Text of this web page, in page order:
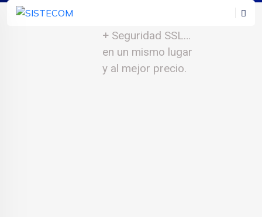
+ Seguridad SSL…
en un mismo lugar
y al mejor precio.